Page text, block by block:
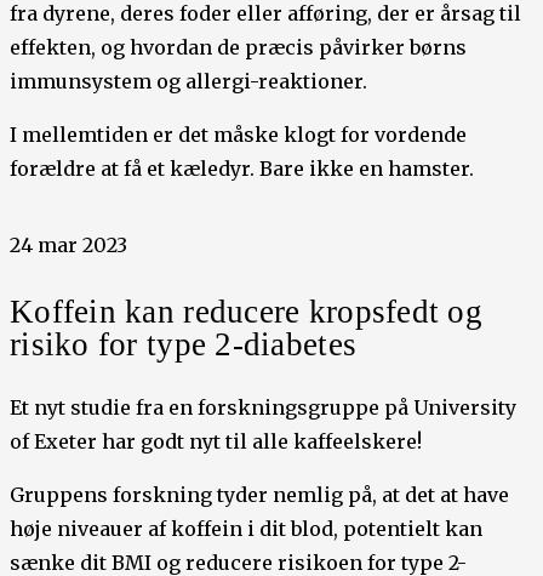
fra dyrene, deres foder eller afføring, der er årsag til
effekten, og hvordan de præcis påvirker børns
immunsystem og allergi-reaktioner.
I mellemtiden er det måske klogt for vordende
forældre at få et kæledyr. Bare ikke en hamster.
24 mar 2023
Koffein kan reducere kropsfedt og
risiko for type 2-diabetes
Et nyt studie fra en forskningsgruppe på University
of Exeter har godt nyt til alle kaffeelskere!
Gruppens forskning tyder nemlig på, at det at have
høje niveauer af koffein i dit blod, potentielt kan
sænke dit BMI og reducere risikoen for type 2-